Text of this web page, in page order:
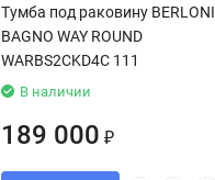
Тумба под раковину BERLONI
BAGNO WAY ROUND
WARBS2CKD4C 111
В наличии
189 000 ₽